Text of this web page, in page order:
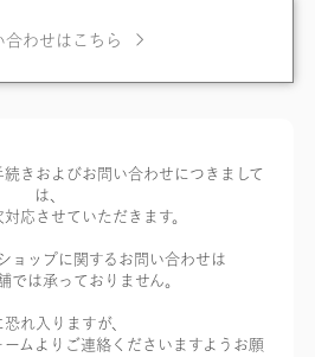
合わせはこちら
きおよびお問い合わせにつきまして
は、
応させていただきます。
ョップに関するお問い合わせは
では承っておりません。
恐れ入りますが、
ムよりご連絡くださいますようお願